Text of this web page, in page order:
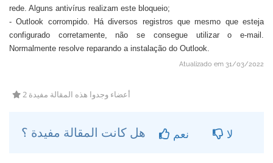
rede. Alguns antivírus realizam este bloqueio;
- Outlook corrompido. Há diversos registros que mesmo que esteja
configurado corretamente, não se consegue utilizar o e-mail.
Normalmente resolve reparando a instalação do Outlook.
Atualizado em 31/03/2022
2 أعضاء وجدوا هذه المقالة مفيدة
نعم لا